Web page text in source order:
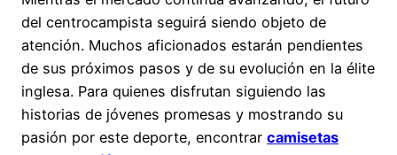
del centrocampista seguirá siendo objeto de
atención. Muchos aficionados estarán pendientes
de sus próximos pasos y de su evolución en la élite
inglesa. Para quienes disfrutan siguiendo las
historias de jóvenes promesas y mostrando su
pasión por este deporte, encontrar camisetas